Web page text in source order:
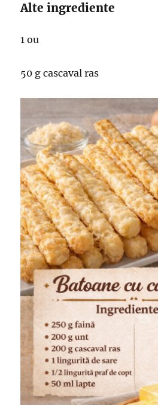
Alte ingrediente
1 ou
50 g cascaval ras